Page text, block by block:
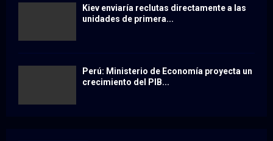
Kiev enviaría reclutas directamente a las
unidades de primera...
Perú: Ministerio de Economía proyecta un
crecimiento del PIB...